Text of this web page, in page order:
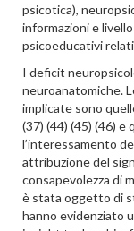
psicotica),
informazioni e
psicoeducativi
I deficit
neuroanatomiche.
implicate sono
(37) (44) (45) (46)
l’interessamento
attribuzione del
consapevolezza di
è stata oggetto di
hanno evidenziato